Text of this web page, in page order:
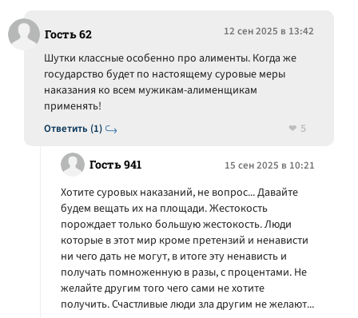
Гость 62 12 сен 2025 в 13:42
Ответить (1)
Шутки классные особенно про алименты. Когда же
государство будет по настоящему суровые меры
наказания ко всем мужикам-алименщикам
применять!
5
Гость 941 15 сен 2025 в 10:21
Хотите суровых наказаний, не вопрос... Давайте
будем вещать их на площади. Жестокость
порождает только большую жестокость. Люди
которые в этот мир кроме претензий и ненависти
ни чего дать не могут, в итоге эту ненависть и
получать помноженную в разы, с процентами. Не
желайте другим того чего сами не хотите
получить. Счастливые люди зла другим не желают...